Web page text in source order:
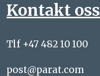
Kontakt oss
Tlf +47 482 10 100
post@parat.com